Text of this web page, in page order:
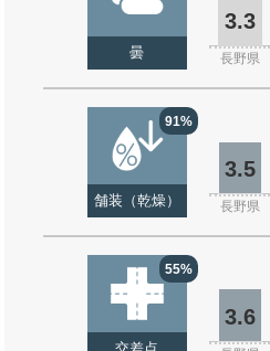
曇
3.3
長野県
91%
舗装（乾燥）
3.5
長野県
55%
3.6